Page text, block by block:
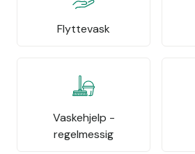
Flyttevask
Vaskehjelp -
regelmessig